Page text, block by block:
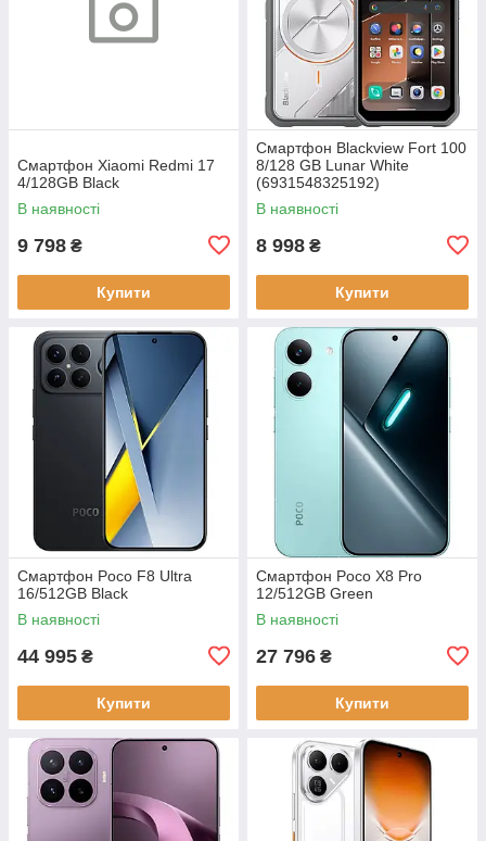
Смартфон Xiaomi Redmi 17
4/128GB Black
В наявності
9 798 ₴
Купити
Смартфон Blackview Fort 100
8/128 GB Lunar White
(6931548325192)
В наявності
8 998 ₴
Купити
Смартфон Poco F8 Ultra
16/512GB Black
В наявності
44 995 ₴
Купити
Смартфон Poco X8 Pro
12/512GB Green
В наявності
27 796 ₴
Купити